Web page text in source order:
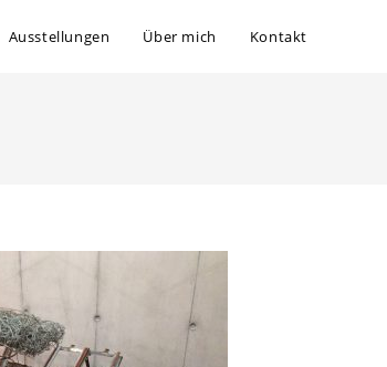
Ausstellungen Über mich Kontakt